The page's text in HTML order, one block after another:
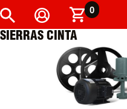
0
CINTA